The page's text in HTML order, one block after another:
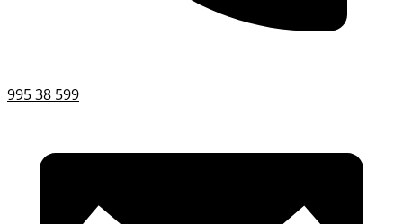
995 38 599